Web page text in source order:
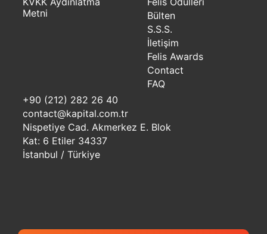
Metni
Bülten
S.S.S.
İletişim
Felis Awards
Contact
FAQ
+90 (212) 282 26 40
contact@kapital.com.tr
Nispetiye Cad. Akmerkez E. Blok
Kat: 6 Etiler 34337
İstanbul / Türkiye